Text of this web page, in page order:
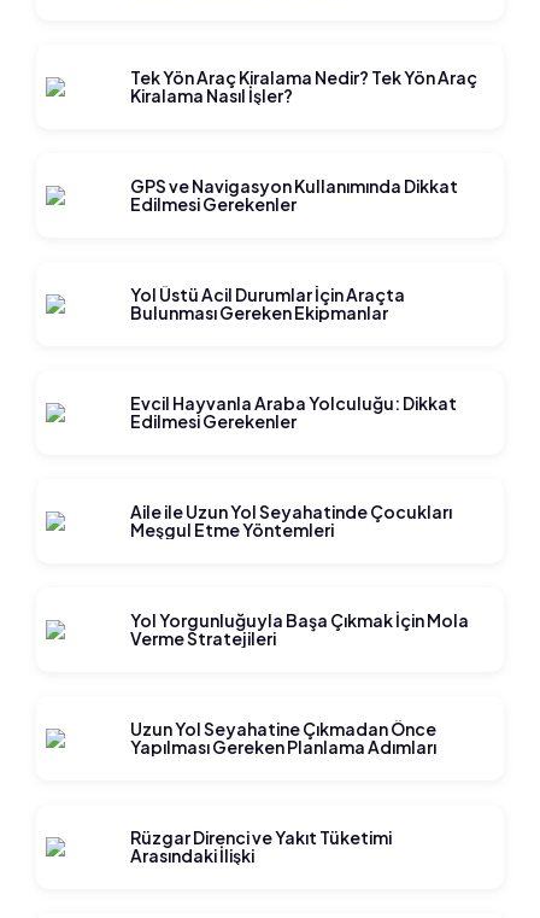
Tek Yön Araç Kiralama Nedir? Tek Yön Araç
Kiralama Nasıl İşler?
GPS ve Navigasyon Kullanımında Dikkat
Edilmesi Gerekenler
Yol Üstü Acil Durumlar İçin Araçta
Bulunması Gereken Ekipmanlar
Evcil Hayvanla Araba Yolculuğu: Dikkat
Edilmesi Gerekenler
Aile ile Uzun Yol Seyahatinde Çocukları
Meşgul Etme Yöntemleri
Yol Yorgunluğuyla Başa Çıkmak İçin Mola
Verme Stratejileri
Uzun Yol Seyahatine Çıkmadan Önce
Yapılması Gereken Planlama Adımları
Rüzgar Direnci ve Yakıt Tüketimi
Arasındaki İlişki